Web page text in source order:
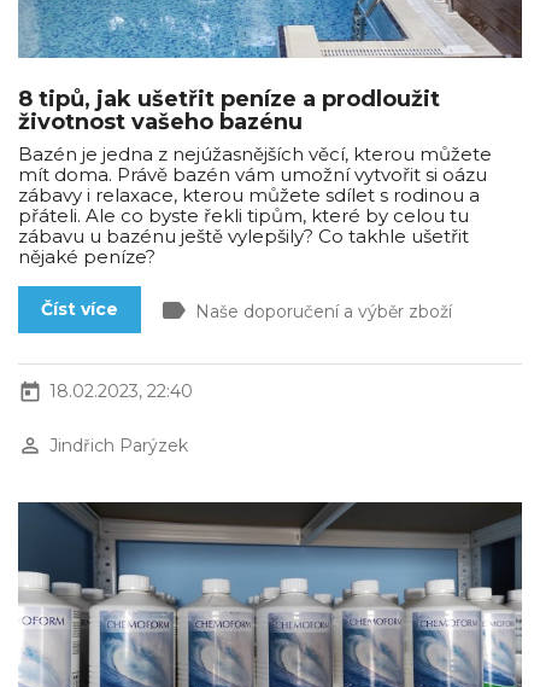
8 tipů, jak ušetřit peníze a prodloužit
životnost vašeho bazénu
Bazén je jedna z nejúžasnějších věcí, kterou můžete
mít doma. Právě bazén vám umožní vytvořit si oázu
zábavy i relaxace, kterou můžete sdílet s rodinou a
přáteli. Ale co byste řekli tipům, které by celou tu
zábavu u bazénu ještě vylepšily? Co takhle ušetřit
nějaké peníze?
Číst více label Naše doporučení a výběr zboží
today 18.02.2023, 22:40
perm_identity Jindřich Parýzek